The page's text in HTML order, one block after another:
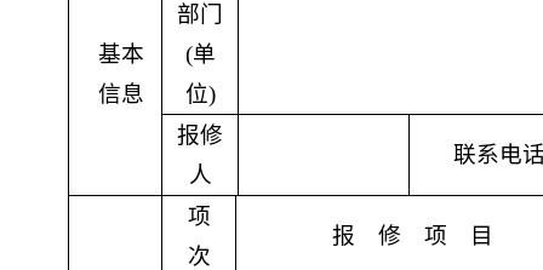
基本
信息
部门
(单
位)
报修
人
联系电
项
次
报 修 项 目